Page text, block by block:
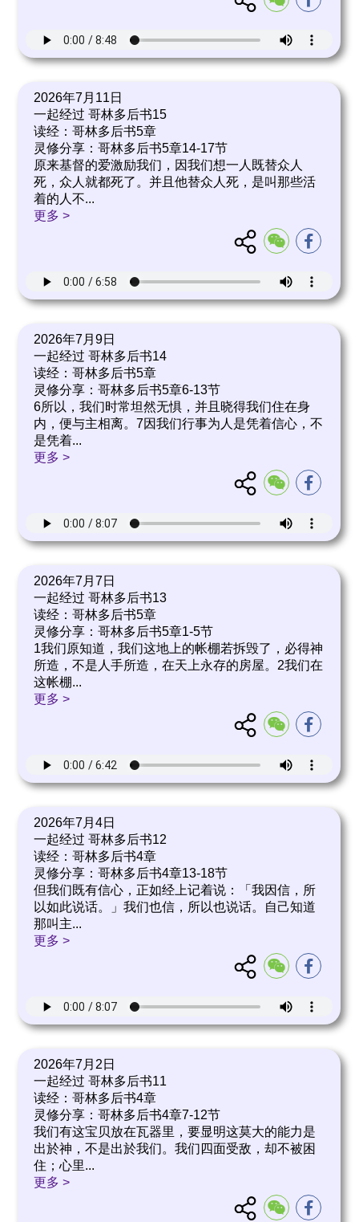
2026年7月11日
一起经过 哥林多后书15
读经：哥林多后书5章
灵修分享：哥林多后书5章14-17节
原来基督的爱激励我们，因我们想一人既替众人
死，众人就都死了。并且他替众人死，是叫那些活
着的人不...
更多 >
2026年7月9日
一起经过 哥林多后书14
读经：哥林多后书5章
灵修分享：哥林多后书5章6-13节
6所以，我们时常坦然无惧，并且晓得我们住在身
内，便与主相离。7因我们行事为人是凭着信心，不
是凭着...
更多 >
2026年7月7日
一起经过 哥林多后书13
读经：哥林多后书5章
灵修分享：哥林多后书5章1-5节
1我们原知道，我们这地上的帐棚若拆毁了，必得神
所造，不是人手所造，在天上永存的房屋。2我们在
这帐棚...
更多 >
2026年7月4日
一起经过 哥林多后书12
读经：哥林多后书4章
灵修分享：哥林多后书4章13-18节
但我们既有信心，正如经上记着说：「我因信，所
以如此说话。」我们也信，所以也说话。自己知道
那叫主...
更多 >
2026年7月2日
一起经过 哥林多后书11
读经：哥林多后书4章
灵修分享：哥林多后书4章7-12节
我们有这宝贝放在瓦器里，要显明这莫大的能力是
出於神，不是出於我们。我们四面受敌，却不被困
住；心里...
更多 >